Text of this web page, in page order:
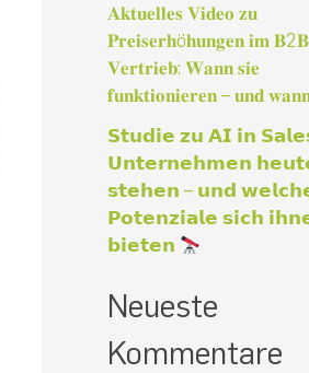
:
𝐀𝐤𝐭𝐮𝐞𝐥𝐥𝐞𝐬 𝐕𝐢𝐝𝐞𝐨 𝐳𝐮
𝐏𝐫𝐞𝐢𝐬𝐞𝐫𝐡ö𝐡𝐮𝐧𝐠𝐞𝐧 𝐢𝐦
𝐕𝐞𝐫𝐭𝐫𝐢𝐞𝐛: 𝐖𝐚𝐧𝐧 𝐬𝐢𝐞
𝐟𝐮𝐧𝐤𝐭𝐢𝐨𝐧𝐢𝐞𝐫𝐞𝐧 – 𝐮𝐧𝐝
𝗦𝘁𝘂𝗱𝗶𝗲 𝘇𝘂 𝗔𝗜 𝗶𝗻
𝗨𝗻𝘁𝗲𝗿𝗻𝗲𝗵𝗺𝗲𝗻
𝘀𝘁𝗲𝗵𝗲𝗻 – 𝘂𝗻𝗱
𝗣𝗼𝘁𝗲𝗻𝘇𝗶𝗮𝗹𝗲 𝘀𝗶𝗰𝗵
𝗯𝗶𝗲𝘁𝗲𝗻
Neueste
Kommentare